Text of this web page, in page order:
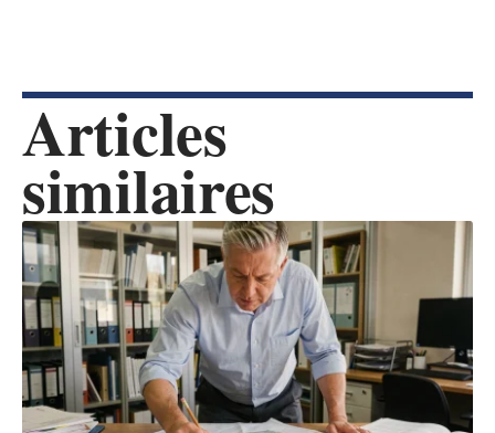
Articles
similaires